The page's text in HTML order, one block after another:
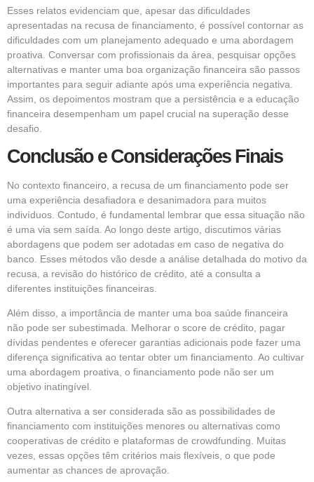
Esses relatos evidenciam que, apesar das dificuldades
apresentadas na recusa de financiamento, é possível contornar as
dificuldades com um planejamento adequado e uma abordagem
proativa. Conversar com profissionais da área, pesquisar opções
alternativas e manter uma boa organização financeira são passos
importantes para seguir adiante após uma experiência negativa.
Assim, os depoimentos mostram que a persistência e a educação
financeira desempenham um papel crucial na superação desse
desafio.
Conclusão e Considerações Finais
No contexto financeiro, a recusa de um financiamento pode ser
uma experiência desafiadora e desanimadora para muitos
indivíduos. Contudo, é fundamental lembrar que essa situação não
é uma via sem saída. Ao longo deste artigo, discutimos várias
abordagens que podem ser adotadas em caso de negativa do
banco. Esses métodos vão desde a análise detalhada do motivo da
recusa, a revisão do histórico de crédito, até a consulta a
diferentes instituições financeiras.
Além disso, a importância de manter uma boa saúde financeira
não pode ser subestimada. Melhorar o score de crédito, pagar
dívidas pendentes e oferecer garantias adicionais pode fazer uma
diferença significativa ao tentar obter um financiamento. Ao cultivar
uma abordagem proativa, o financiamento pode não ser um
objetivo inatingível.
Outra alternativa a ser considerada são as possibilidades de
financiamento com instituições menores ou alternativas como
cooperativas de crédito e plataformas de crowdfunding. Muitas
vezes, essas opções têm critérios mais flexíveis, o que pode
aumentar as chances de aprovação.